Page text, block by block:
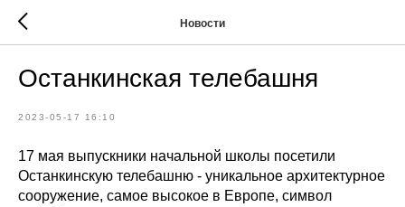
Новости
Останкинская телебашня
2023-05-17 16:10
17 мая выпускники начальной школы посетили
Останкинскую телебашню - уникальное архитектурное
сооружение, самое высокое в Европе, символ